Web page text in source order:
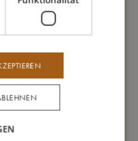
Polyester, 16% Spandex